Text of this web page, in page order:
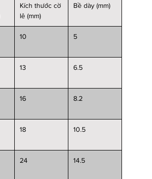
Kích thước cờ
lê (mm)
Bề dày (mm)
10 5
13 6.5
16 8.2
18 10.5
24 14.5